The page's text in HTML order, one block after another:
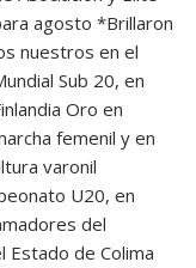
agosto *Brillaron
nuestros en el
Sub 20, en
Oro en
femenil y en
varonil
U20, en
del
Estado de Colima